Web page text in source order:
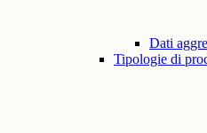
Dati
Tipologie di